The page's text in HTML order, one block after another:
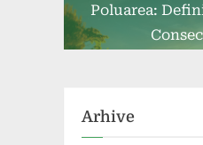
Poluarea:
Arhive